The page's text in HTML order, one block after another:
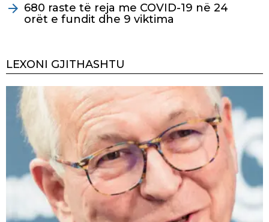
680 raste të reja me COVID-19 në 24
orët e fundit dhe 9 viktima
LEXONI GJITHASHTU